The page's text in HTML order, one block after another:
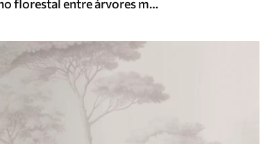
Caminho florestal entre árvores majestosas em estilo aquarela